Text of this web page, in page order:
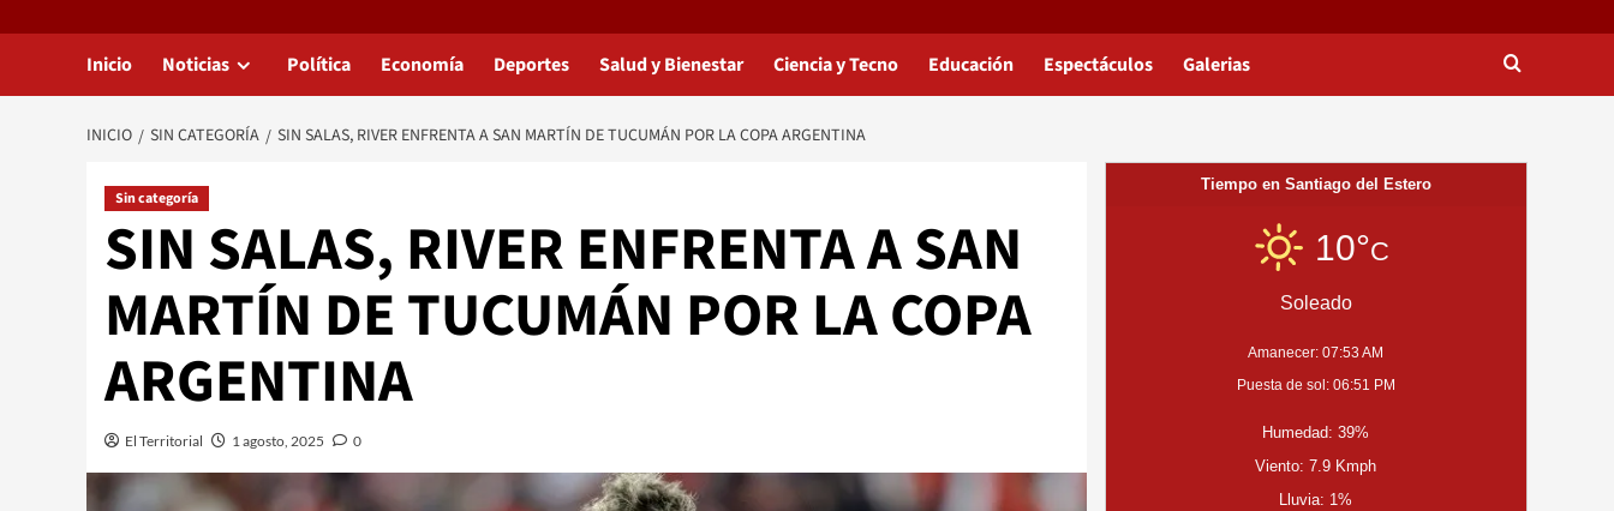
Inicio Noticias Política Economía Deportes Salud y Bienestar Ciencia y Tecno Educación Espectáculos Galerias
INICIO SIN CATEGORÍA SIN SALAS, RIVER ENFRENTA A SAN MARTÍN DE TUCUMÁN POR LA COPA ARGENTINA
Sin categoría
SIN SALAS, RIVER ENFRENTA A SAN
MARTÍN DE TUCUMÁN POR LA COPA
ARGENTINA
El Territorial 1 agosto, 2025 0
Tiempo en Santiago del Estero
10°C
Soleado
Amanecer: 07:53 AM
Puesta de sol: 06:51 PM
Humedad: 39%
Viento: 7.9 Kmph
Lluvia: 1%